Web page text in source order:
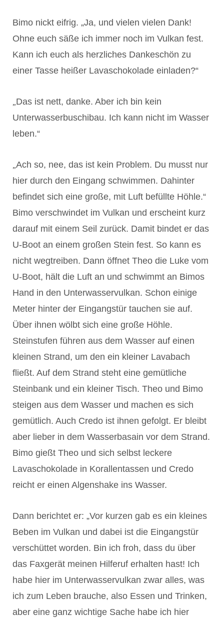
Bimo nickt eifrig. „Ja, und vielen vielen Dank!
Ohne euch säße ich immer noch im Vulkan fest.
Kann ich euch als herzliches Dankeschön zu
einer Tasse heißer Lavaschokolade einladen?“
Das ist nett, danke. Aber ich bin kein
Unterwasserbuschibau. Ich kann nicht im Wasser
leben.“
Ach so, nee, das ist kein Problem. Du musst nur
hier durch den Eingang schwimmen. Dahinter
befindet sich eine große, mit Luft befüllte Höhle.“
Bimo verschwindet im Vulkan und erscheint kurz
darauf mit einem Seil zurück. Damit bindet er das
U-Boot an einem großen Stein fest. So kann es
nicht wegtreiben. Dann öffnet Theo die Luke vom
U-Boot, hält die Luft an und schwimmt an Bimos
Hand in den Unterwasservulkan. Schon einige
Meter hinter der Eingangstür tauchen sie auf.
Über ihnen wölbt sich eine große Höhle.
Steinstufen führen aus dem Wasser auf einen
kleinen Strand, um den ein kleiner Lavabach
fließt. Auf dem Strand steht eine gemütliche
Steinbank und ein kleiner Tisch. Theo und Bimo
steigen aus dem Wasser und machen es sich
gemütlich. Auch Credo ist ihnen gefolgt. Er bleibt
aber lieber in dem Wasserbasain vor dem Strand.
Bimo gießt Theo und sich selbst leckere
Lavaschokolade in Korallentassen und Credo
reicht er einen Algenshake ins Wasser.
Dann berichtet er: „Vor kurzen gab es ein kleines
Beben im Vulkan und dabei ist die Eingangstür
verschüttet worden. Bin ich froh, dass du über
das Faxgerät meinen Hilferuf erhalten hast! Ich
habe hier im Unterwasservulkan zwar alles, was
ich zum Leben brauche, also Essen und Trinken,
aber eine ganz wichtige Sache habe ich hier